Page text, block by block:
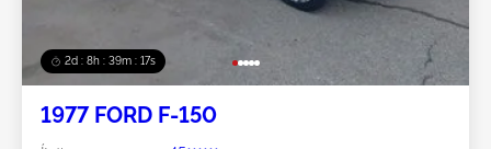
2d : 8h : 39m : 15s
1977 FORD F-150